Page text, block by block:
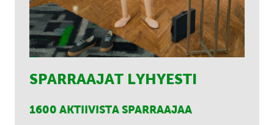
SPARRAAJAT LYHYESTI
1600 AKTIIVISTA SPARRAAJAA